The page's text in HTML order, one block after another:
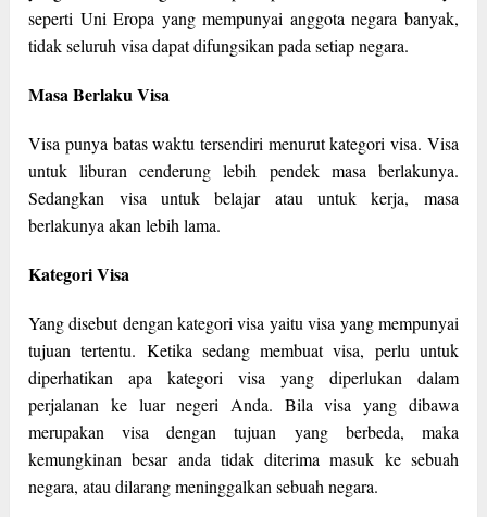
seperti Uni Eropa yang mempunyai anggota negara banyak,
tidak seluruh visa dapat difungsikan pada setiap negara.
Masa Berlaku Visa
Visa punya batas waktu tersendiri menurut kategori visa. Visa
untuk liburan cenderung lebih pendek masa berlakunya.
Sedangkan visa untuk belajar atau untuk kerja, masa
berlakunya akan lebih lama.
Kategori Visa
Yang disebut dengan kategori visa yaitu visa yang mempunyai
tujuan tertentu. Ketika sedang membuat visa, perlu untuk
diperhatikan apa kategori visa yang diperlukan dalam
perjalanan ke luar negeri Anda. Bila visa yang dibawa
merupakan visa dengan tujuan yang berbeda, maka
kemungkinan besar anda tidak diterima masuk ke sebuah
negara, atau dilarang meninggalkan sebuah negara.